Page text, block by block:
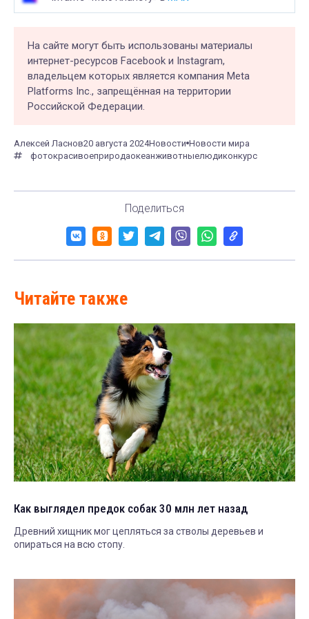
На сайте могут быть использованы материалы
интернет-ресурсов Facebook и Instagram,
владельцем которых является компания Meta
Platforms Inc., запрещённая на территории
Российской Федерации.
Алексей Ласнов20 августа 2024Новости Новости мира
фотокрасивоеприродаокеанживотныелюдиконкурс
Поделиться
Читайте также
Как выглядел предок собак 30 млн лет назад
Древний хищник мог цепляться за стволы деревьев и
опираться на всю стопу.